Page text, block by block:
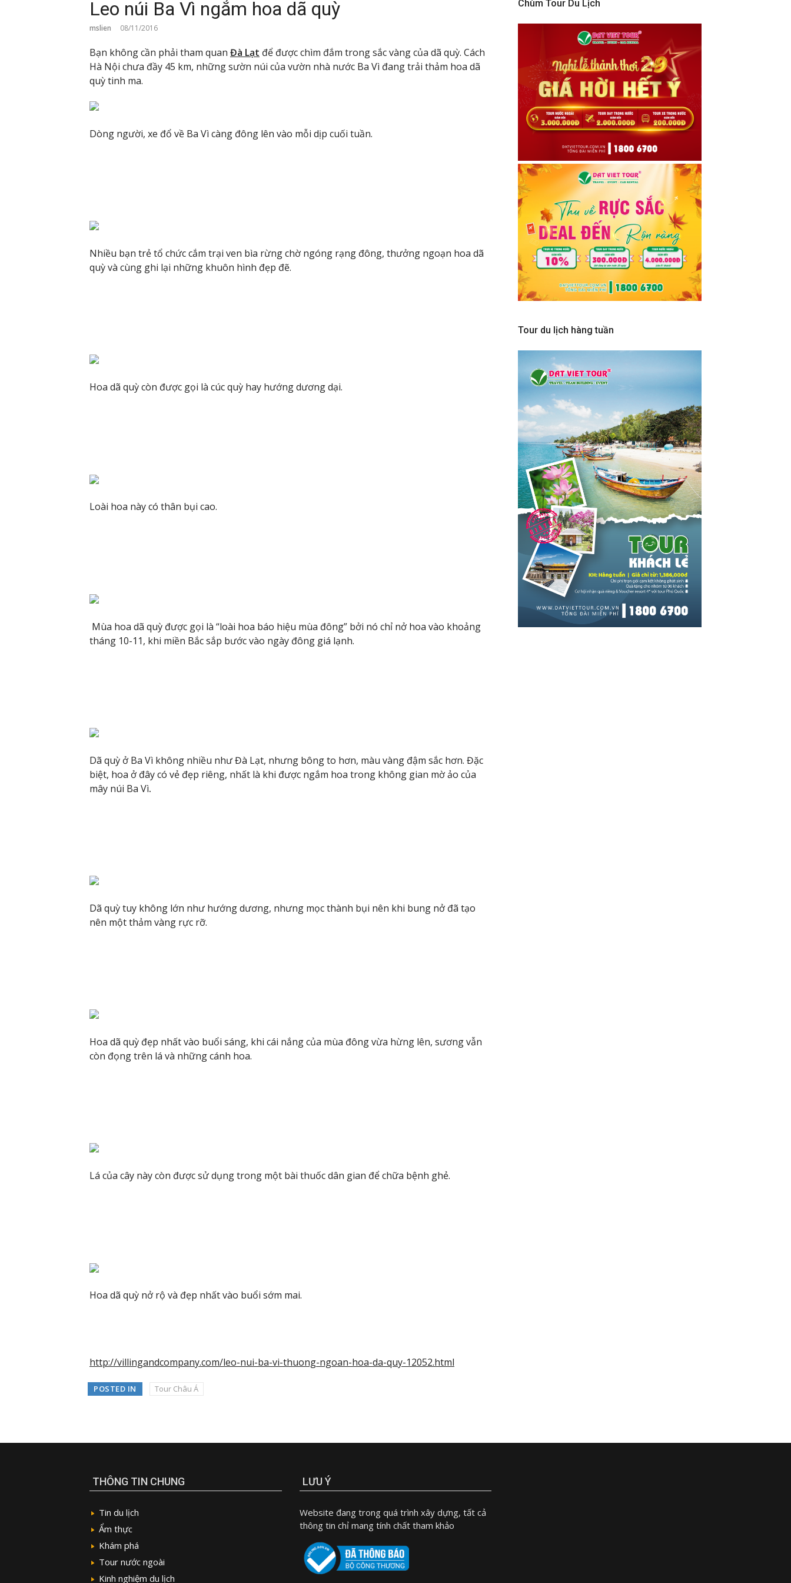
Leo núi Ba Vì ngắm hoa dã quỳ
mslien 08/11/2016
Bạn không cần phải tham quan Đà Lạt để được chìm đắm trong sắc vàng của dã quỳ. Cách
Hà Nội chưa đầy 45 km, những sườn núi của vườn nhà nước Ba Vì đang trải thảm hoa dã
quỳ tinh ma.
Dòng người, xe đổ về Ba Vì càng đông lên vào mỗi dịp cuối tuần.
Nhiều bạn trẻ tổ chức cắm trại ven bìa rừng chờ ngóng rạng đông, thưởng ngoạn hoa dã
quỳ và cùng ghi lại những khuôn hình đẹp đẽ.
Hoa dã quỳ còn được gọi là cúc quỳ hay hướng dương dại.
Loài hoa này có thân bụi cao.
Mùa hoa dã quỳ được gọi là “loài hoa báo hiệu mùa đông” bởi nó chỉ nở hoa vào khoảng
tháng 10-11, khi miền Bắc sắp bước vào ngày đông giá lạnh.
Dã quỳ ở Ba Vì không nhiều như Đà Lạt, nhưng bông to hơn, màu vàng đậm sắc hơn. Đặc
biệt, hoa ở đây có vẻ đẹp riêng, nhất là khi được ngắm hoa trong không gian mờ ảo của
mây núi Ba Vì.
Dã quỳ tuy không lớn như hướng dương, nhưng mọc thành bụi nên khi bung nở đã tạo
nên một thảm vàng rực rỡ.
Hoa dã quỳ đẹp nhất vào buổi sáng, khi cái nắng của mùa đông vừa hừng lên, sương vẫn
còn đọng trên lá và những cánh hoa.
Lá của cây này còn được sử dụng trong một bài thuốc dân gian để chữa bệnh ghẻ.
Hoa dã quỳ nở rộ và đẹp nhất vào buổi sớm mai.
http://villingandcompany.com/leo-nui-ba-vi-thuong-ngoan-hoa-da-quy-12052.html
POSTED IN Tour Châu Á
Chùm Tour Du Lịch
Tour du lịch hàng tuần
THÔNG TIN CHUNG
Tin du lịch
Ẩm thực
Khám phá
Tour nước ngoài
Kinh nghiệm du lịch
LƯU Ý
Website đang trong quá trình xây dựng, tất cả
thông tin chỉ mang tính chất tham khảo